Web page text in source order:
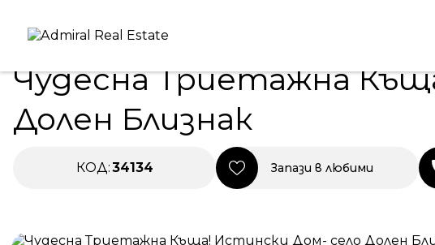
ПОД НАЕМ
Чудесна Триетажна
Долен Близнак
КОД:34134 Запази в любими